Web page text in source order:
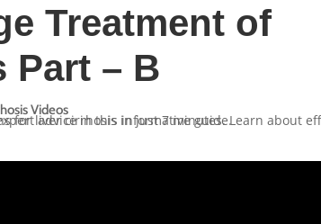
Treatment of
Part – B
Videos